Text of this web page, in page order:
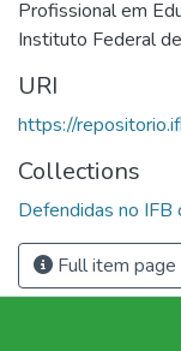
Profissional em
Instituto Federal
URI
https://
Collections
Defendidas no IFB
Full item page